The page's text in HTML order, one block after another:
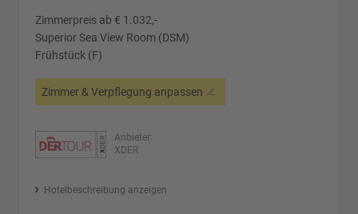
Zimmerpreis ab € 1.032,-
Superior Sea View Room (DSM)
Frühstück (F)
Zimmer & Verpflegung anpassen
Anbieter:
XDER
Hotelbeschreibung anzeigen